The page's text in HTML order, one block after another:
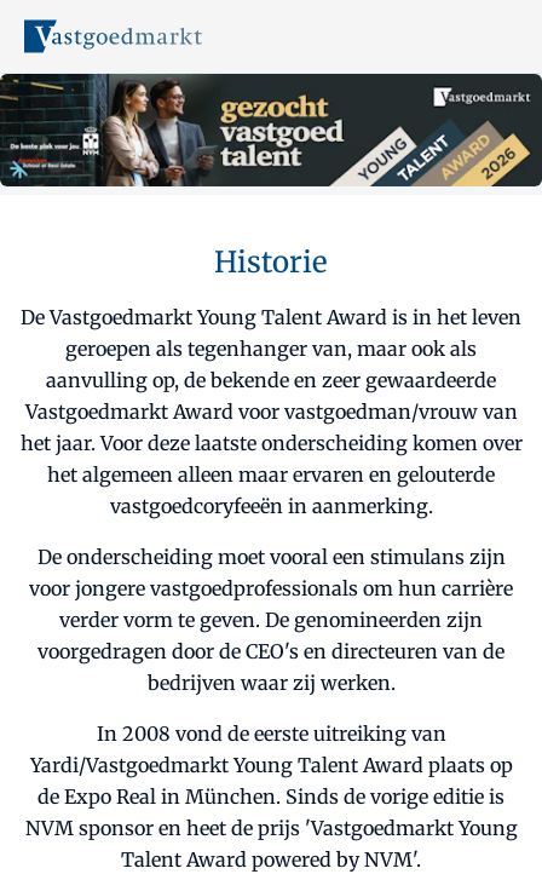
Historie
De Vastgoedmarkt Young Talent Award is in het leven
geroepen als tegenhanger van, maar ook als
aanvulling op, de bekende en zeer gewaardeerde
Vastgoedmarkt Award voor vastgoedman/vrouw van
het jaar. Voor deze laatste onderscheiding komen over
het algemeen alleen maar ervaren en gelouterde
vastgoedcoryfeeën in aanmerking.
De onderscheiding moet vooral een stimulans zijn
voor jongere vastgoedprofessionals om hun carrière
verder vorm te geven. De genomineerden zijn
voorgedragen door de CEO's en directeuren van de
bedrijven waar zij werken.
In 2008 vond de eerste uitreiking van
Yardi/Vastgoedmarkt Young Talent Award plaats op
de Expo Real in München. Sinds de vorige editie is
NVM sponsor en heet de prijs 'Vastgoedmarkt Young
Talent Award powered by NVM'.